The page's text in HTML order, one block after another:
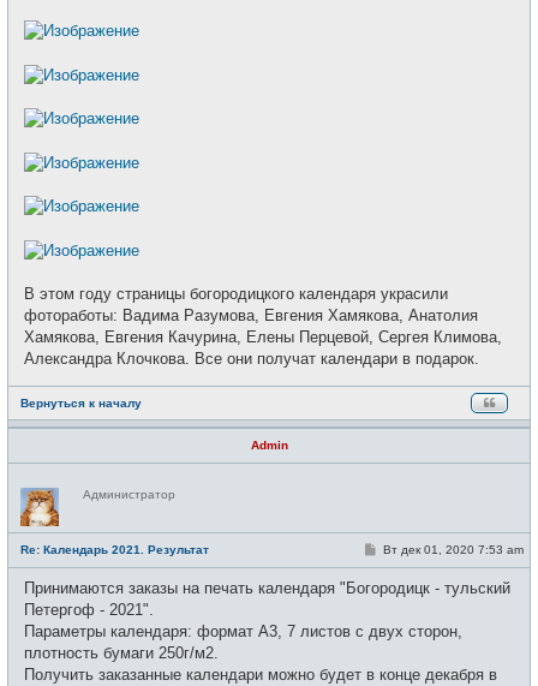
В этом году страницы богородицкого календаря украсили
фотоработы: Вадима Разумова, Евгения Хамякова, Анатолия
Хамякова, Евгения Качурина, Елены Перцевой, Сергея Климова,
Александра Клочкова. Все они получат календари в подарок.
Вернуться к началу
Admin
Н
е
в
с
е
Администратор
Re: Календарь 2021. Результат
С
б
н
Вт дек 01, 2020 7:53 am
Принимаются заказы на печать календаря "Богородицк - тульский
Петергоф - 2021".
Параметры календаря: формат А3, 7 листов с двух сторон,
плотность бумаги 250г/м2.
Получить заказанные календари можно будет в конце декабря в